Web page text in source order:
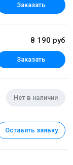
Заказать
8 190 руб
Заказать
Нет в наличии
Оставить заявку